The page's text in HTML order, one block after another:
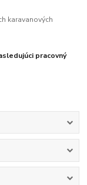
karavanových
pracovný